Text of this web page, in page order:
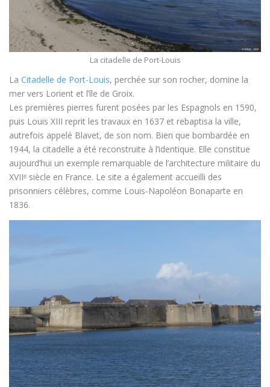
La citadelle de Port-Louis
La Citadelle de Port-Louis, perchée sur son rocher, domine la
mer vers Lorient et l’île de Groix.
Les premières pierres furent posées par les Espagnols en 1590,
puis Louis XIII reprit les travaux en 1637 et rebaptisa la ville,
autrefois appelé Blavet, de son nom. Bien que bombardée en
1944, la citadelle a été reconstruite à l’identique. Elle constitue
aujourd’hui un exemple remarquable de l’architecture militaire du
XVIIᵉ siècle en France. Le site a également accueilli des
prisonniers célèbres, comme Louis-Napoléon Bonaparte en
1836.